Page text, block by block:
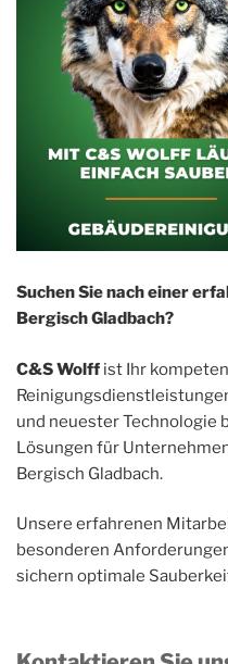
Suchen Sie nach einer
Bergisch Gladbach?
C&S Wolff ist Ihr
und neuester Technologie
Lösungen für
Bergisch Gladbach.
Unsere erfahrenen
besonderen
sichern optimale